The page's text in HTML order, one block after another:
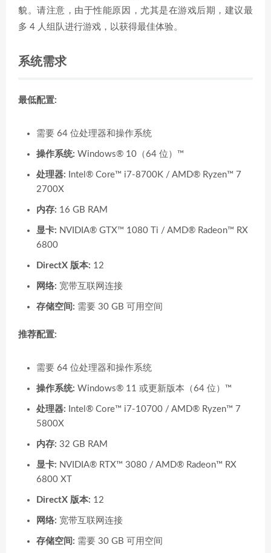
貌。请注意，由于性能原因，尤其是在游戏后期，建议最
多 4 人组队进行游戏，以获得最佳体验。
系统需求
最低配置:
需要 64 位处理器和操作系统
操作系统: Windows® 10（64 位）™
处理器: Intel® Core™ i7-8700K / AMD® Ryzen™ 7
2700X
内存: 16 GB RAM
显卡: NVIDIA® GTX™ 1080 Ti / AMD® Radeon™ RX
6800
DirectX 版本: 12
网络: 宽带互联网连接
存储空间: 需要 30 GB 可用空间
推荐配置:
需要 64 位处理器和操作系统
操作系统: Windows® 11 或更新版本（64 位）™
处理器: Intel® Core™ i7-10700 / AMD® Ryzen™ 7
5800X
内存: 32 GB RAM
显卡: NVIDIA® RTX™ 3080 / AMD® Radeon™ RX
6800 XT
DirectX 版本: 12
网络: 宽带互联网连接
存储空间: 需要 30 GB 可用空间